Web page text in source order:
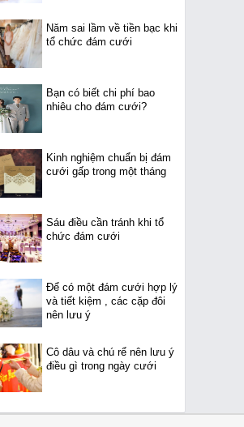
Năm sai lầm về tiền bạc khi
tổ chức đám cưới
Bạn có biết chi phí bao
nhiêu cho đám cưới?
Kinh nghiệm chuẩn bị đám
cưới gấp trong một tháng
Sáu điều cần tránh khi tổ
chức đám cưới
Để có một đám cưới hợp lý
và tiết kiệm , các cặp đôi
nên lưu ý
Cô dâu và chú rể nên lưu ý
điều gì trong ngày cưới